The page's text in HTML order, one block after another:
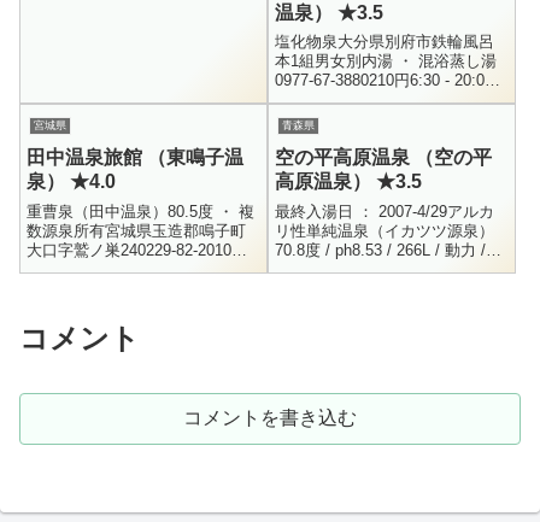
温泉） ★3.5
塩化物泉大分県別府市鉄輪風呂
本1組男女別内湯 ・ 混浴蒸し湯
0977-67-3880210円6:30 - 20:00
突然ですが、私は「蒸し湯」や
「砂蒸し」などは、あまり好き
ではあり...
宮城県
田中温泉旅館 （東鳴子温
泉） ★4.0
重曹泉（田中温泉）80.5度 ・ 複
数源泉所有宮城県玉造郡鳴子町
大口字鷲ノ巣240229-82-2010混
浴内湯 ・女性用内湯 ・ 家族風
青森県
空の平高原温泉 （空の平
高原温泉） ★3.5
最終入湯日 ： 2007-4/29アルカ
リ性単純温泉（イカツツ源泉）
70.8度 / ph8.53 / 266L / 動力 /
H18.8.9Na+ = 240.7 / K+ = 2...
コメント
コメントを書き込む